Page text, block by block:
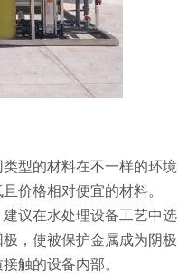
型的材料在不一样的环
价格相对便宜的材料。
议在水处理设备工艺中
，使被保护金属成为阴
触的设备内部。